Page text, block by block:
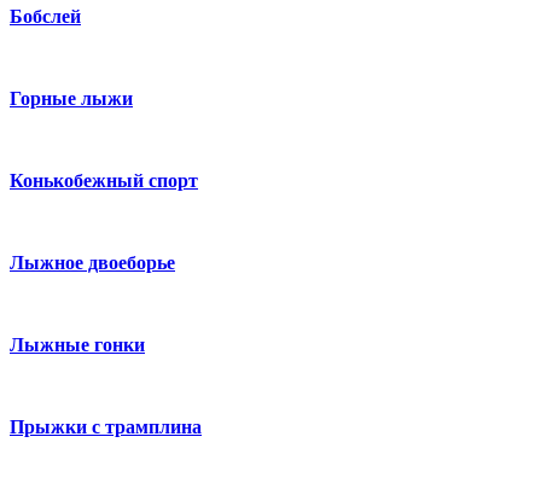
Бобслей
Горные лыжи
Конькобежный спорт
Лыжное двоеборье
Лыжные гонки
Прыжки с трамплина